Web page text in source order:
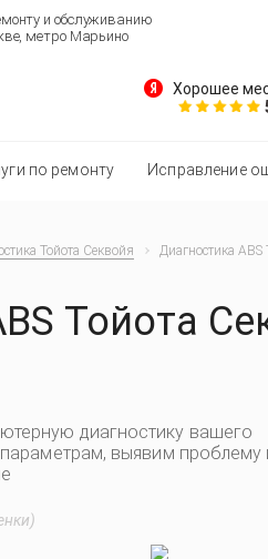
и обслуживанию
метро Марьино
Хорошее
по ремонту Исправление
Тойота Секвойя Диагностика ABS
Тойота
диагностику вашего
выявим проблему